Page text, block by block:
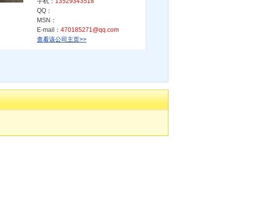
QQ：
MSN：
E-mail： 470185271@qq.com
查看该公司主页>>